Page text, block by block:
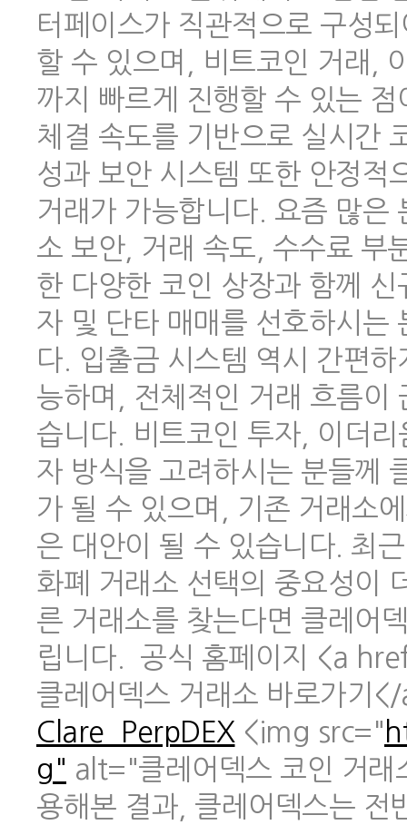
터페이스가 직관적으로 구성
할 수 있으며, 비트코인 거래,
까지 빠르게 진행할 수 있는
체결 속도를 기반으로 실시간
성과 보안 시스템 또한 안정적
거래가 가능합니다. 요즘 많은
소 보안, 거래 속도, 수수료 부
한 다양한 코인 상장과 함께
자 및 단타 매매를 선호하시는
다. 입출금 시스템 역시 간편
능하며, 전체적인 거래 흐름이
습니다. 비트코인 투자, 이더
자 방식을 고려하시는 분들께
가 될 수 있으며, 기존 거래소
은 대안이 될 수 있습니다. 최
화폐 거래소 선택의 중요성이
른 거래소를 찾는다면 클레어
립니다. 공식 홈페이지 <a
클레어덱스 거래소 바로가기
Clare_PerpDEX <img src="
g" alt="클레어덱스 코인 거래
용해본 결과, 클레어덱스는 전